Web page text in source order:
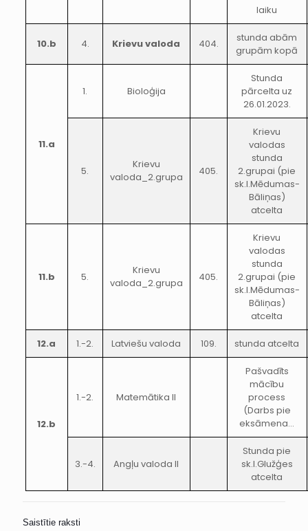
laiku
10.b 4. Krievu valoda 404.
stunda abām
grupām kopā
11.a
1. Bioloģija
Stunda
pārcelta uz
26.01.2023.
5.
Krievu
valoda_2.grupa
405.
Krievu
valodas
stunda
2.grupai (pie
sk.I.Mēdumas-
Bāliņas)
atcelta
11.b 5.
Krievu
valoda_2.grupa
405.
Krievu
valodas
stunda
2.grupai (pie
sk.I.Mēdumas-
Bāliņas)
atcelta
12.a 1.-2. Latviešu valoda 109. stunda atcelta
12.b
1.-2. Matemātika II
Pašvadīts
mācību
process
(Darbs pie
eksāmena…
3.-4. Angļu valoda II
Stunda pie
sk.I.Glužģes
atcelta
Saistītie raksti